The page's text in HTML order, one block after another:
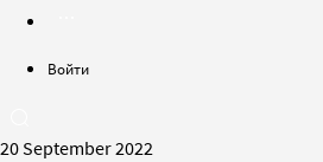
Войти
20 September 2022